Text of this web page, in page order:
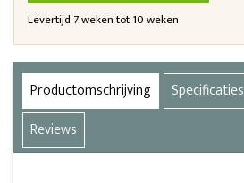
Levertijd 7 weken tot 10 weken
Productomschrijving Specificaties
Reviews